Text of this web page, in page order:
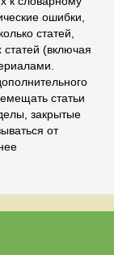
ошибки,
статей,
статей (включая
статьи
закрытые
от